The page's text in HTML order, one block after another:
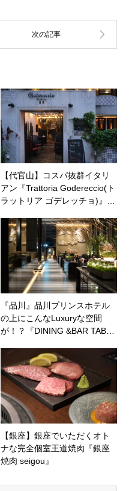
【代官山】コスパ抜群イタリ
アン『Trattoria Godereccio(ト
ラットリア ゴデレッチョ)』…
『品川』品川プリンスホテル
の上にこんなLuxuryな空間
が！？『DINING &BAR TAB…
【銀座】銀座でいただくオト
ナな完全個室王道焼肉『銀座
焼肉 seigou』